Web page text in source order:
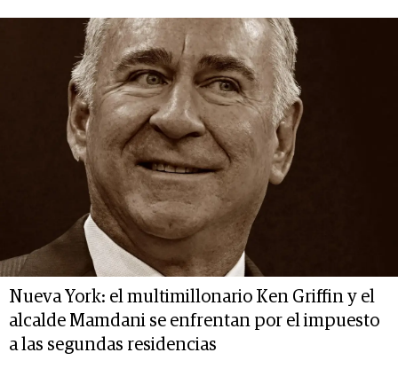
Nueva York: el multimillonario Ken Griffin y el
alcalde Mamdani se enfrentan por el impuesto
a las segundas residencias